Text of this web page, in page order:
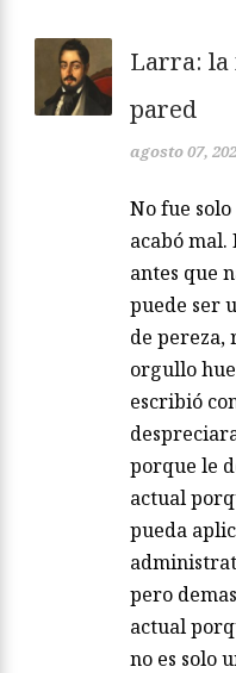
Larra: la
pared
agosto 07,
No fue
acabó
antes que
puede ser
de pereza,
orgullo
escribió
porque le
actual
pueda
pero
actual
no es solo